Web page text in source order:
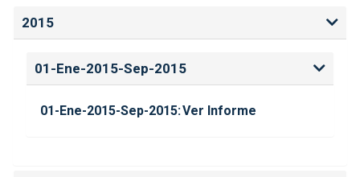
2015
01-Ene-2015-Sep-2015
01-Ene-2015-Sep-2015:Ver Informe